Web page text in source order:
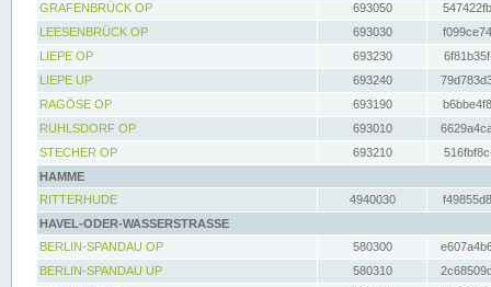
GRAFENBRÜCK OP
693050
LEESENBRÜCK OP
693030
LIEPE OP
693230
LIEPE UP
693240
RAGÖSE OP
693190
RUHLSDORF OP
693010
STECHER OP
693210
HAMME
RITTERHUDE
4940030
HAVEL-ODER-WASSERSTRASSE
BERLIN-SPANDAU OP
580300
BERLIN-SPANDAU UP
580310